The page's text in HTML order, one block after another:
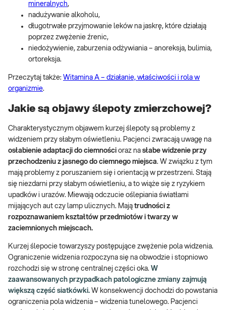
mineralnych,
nadużywanie alkoholu,
długotrwałe przyjmowanie leków na jaskrę, które działają
poprzez zwężenie źrenic,
niedożywienie, zaburzenia odżywiania – anoreksja, bulimia,
ortoreksja.
Przeczytaj także: Witamina A – działanie, właściwości i rola w
organizmie.
Jakie są objawy ślepoty zmierzchowej?
Charakterystycznym objawem kurzej ślepoty są problemy z
widzeniem przy słabym oświetleniu. Pacjenci zwracają uwagę na
osłabienie adaptacji do ciemności oraz na słabe widzenie przy
przechodzeniu z jasnego do ciemnego miejsca. W związku z tym
mają problemy z poruszaniem się i orientacją w przestrzeni. Stają
się niezdarni przy słabym oświetleniu, a to wiąże się z ryzykiem
upadków i urazów. Miewają odczucie oślepiania światłami
mijających aut czy lamp ulicznych. Mają trudności z
rozpoznawaniem kształtów przedmiotów i twarzy w
zaciemnionych miejscach.
Kurzej ślepocie towarzyszy postępujące zwężenie pola widzenia.
Ograniczenie widzenia rozpoczyna się na obwodzie i stopniowo
rozchodzi się w stronę centralnej części oka. W
zaawansowanych przypadkach patologiczne zmiany zajmują
większą część siatkówki. W konsekwencji dochodzi do powstania
ograniczenia pola widzenia – widzenia tunelowego. Pacjenci